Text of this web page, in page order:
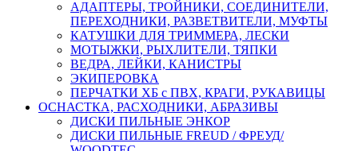
АДАПТЕРЫ, ТРОЙНИКИ, СОЕДИНИТЕЛИ,
ПЕРЕХОДНИКИ, РАЗВЕТВИТЕЛИ, МУФТЫ
КАТУШКИ ДЛЯ ТРИММЕРА, ЛЕСКИ
МОТЫЖКИ, РЫХЛИТЕЛИ, ТЯПКИ
ВЕДРА, ЛЕЙКИ, КАНИСТРЫ
ЭКИПЕРОВКА
ПЕРЧАТКИ ХБ с ПВХ, КРАГИ, РУКАВИЦЫ
ОСНАСТКА, РАСХОДНИКИ, АБРАЗИВЫ
ДИСКИ ПИЛЬНЫЕ ЭНКОР
ДИСКИ ПИЛЬНЫЕ FREUD / ФРЕУД/